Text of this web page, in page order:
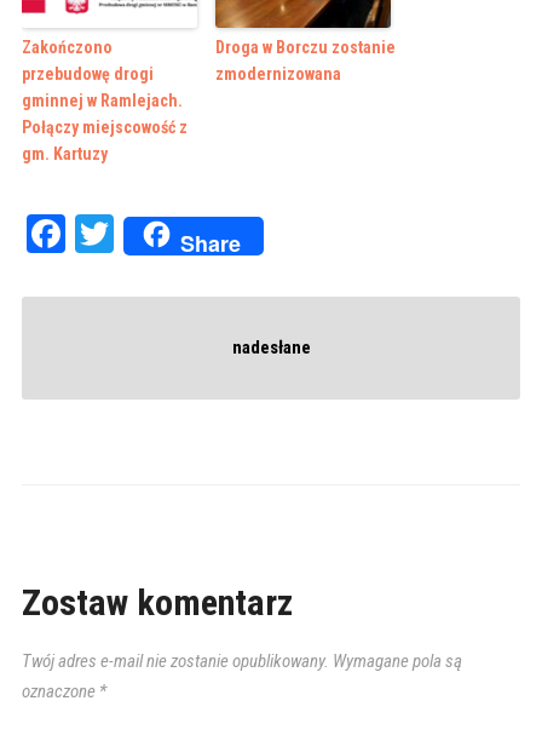
Zakończono
przebudowę drogi
gminnej w Ramlejach.
Połączy miejscowość z
gm. Kartuzy
Droga w Borczu zostanie
zmodernizowana
Facebook
Twitter
Share
nadesłane
Zostaw komentarz
Twój adres e-mail nie zostanie opublikowany. Wymagane pola są
oznaczone *